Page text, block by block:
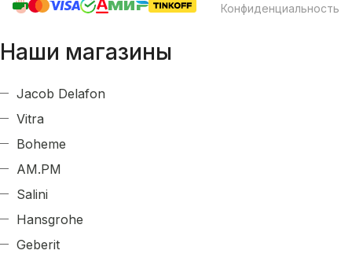
Конфиденциальность
Наши магазины
Jacob Delafon
Vitra
Boheme
AM.PM
Salini
Hansgrohe
Geberit